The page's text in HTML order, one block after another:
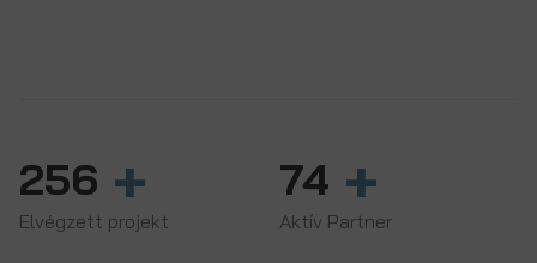
256 +
Elvégzett projekt
74 +
Aktív Partner